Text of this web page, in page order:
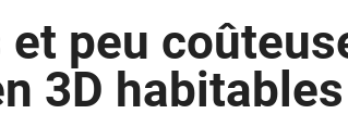
et peu
3D